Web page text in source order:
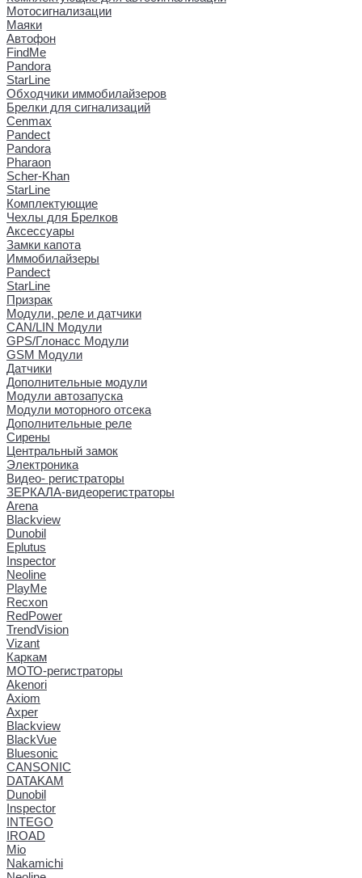
Мотосигнализации
Маяки
Автофон
FindMe
Pandora
StarLine
Обходчики иммобилайзеров
Брелки для сигнализаций
Cenmax
Pandect
Pandora
Pharaon
Scher-Khan
StarLine
Комплектующие
Чехлы для Брелков
Аксессуары
Замки капота
Иммобилайзеры
Pandect
StarLine
Призрак
Модули, реле и датчики
CAN/LIN Модули
GPS/Глонасс Модули
GSM Модули
Датчики
Дополнительные модули
Модули автозапуска
Модули моторного отсека
Дополнительные реле
Сирены
Центральный замок
Электроника
Видео- регистраторы
ЗЕРКАЛА-видеорегистраторы
Arena
Blackview
Dunobil
Eplutus
Inspector
Neoline
PlayMe
Recxon
RedPower
TrendVision
Vizant
Каркам
МОТО-регистраторы
Akenori
Axiom
Axper
Blackview
BlackVue
Bluesonic
CANSONIC
DATAKAM
Dunobil
Inspector
INTEGO
IROAD
Mio
Nakamichi